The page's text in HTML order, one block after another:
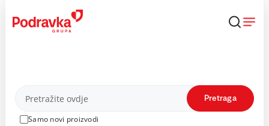
content
Proizvodi
Samo novi proizvodi
Pretraga